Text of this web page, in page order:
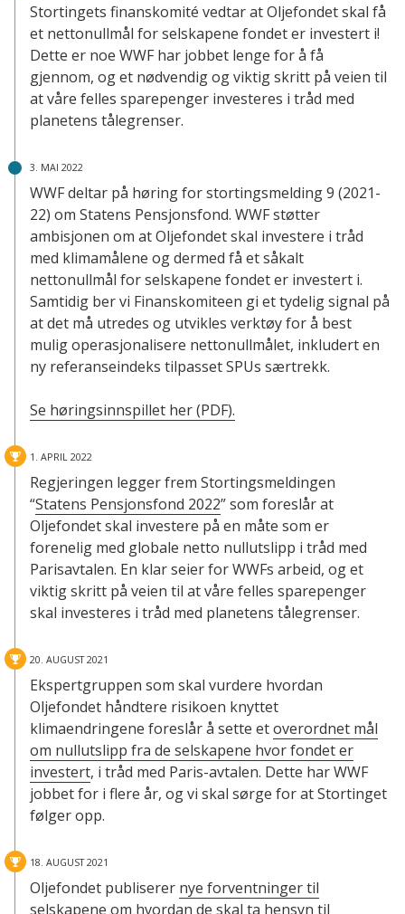
Stortingets finanskomité vedtar at Oljefondet skal få
et nettonullmål for selskapene fondet er investert i!
Dette er noe WWF har jobbet lenge for å få
gjennom, og et nødvendig og viktig skritt på veien til
at våre felles sparepenger investeres i tråd med
planetens tålegrenser.
3. MAI 2022
WWF deltar på høring for stortingsmelding 9 (2021-
22) om Statens Pensjonsfond. WWF støtter
ambisjonen om at Oljefondet skal investere i tråd
med klimamålene og dermed få et såkalt
nettonullmål for selskapene fondet er investert i.
Samtidig ber vi Finanskomiteen gi et tydelig signal på
at det må utredes og utvikles verktøy for å best
mulig operasjonalisere nettonullmålet, inkludert en
ny referanseindeks tilpasset SPUs særtrekk.
Se høringsinnspillet her (PDF).
1. APRIL 2022
Regjeringen legger frem Stortingsmeldingen
“Statens Pensjonsfond 2022” som foreslår at
Oljefondet skal investere på en måte som er
forenelig med globale netto nullutslipp i tråd med
Parisavtalen. En klar seier for WWFs arbeid, og et
viktig skritt på veien til at våre felles sparepenger
skal investeres i tråd med planetens tålegrenser.
20. AUGUST 2021
Ekspertgruppen som skal vurdere hvordan
Oljefondet håndtere risikoen knyttet
klimaendringene foreslår å sette etoverordnet mål
om nullutslipp fra de selskapene hvor fondet er
investert, i tråd med Paris-avtalen. Dette har WWF
jobbet for i flere år, og vi skal sørge for at Stortinget
følger opp.
18. AUGUST 2021
Oljefondet publiserer nye forventninger til
selskapene om hvordan de skal ta hensyn til